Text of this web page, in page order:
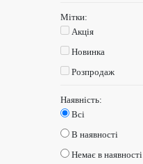
Мітки:
Акція
Новинка
Розпродаж
Наявність:
Всі
В наявності
Немає в наявності